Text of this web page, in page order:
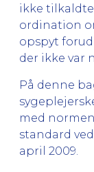
ikke
ordination
opspyt
der ikke var
På denne
med
standard
april 2009.